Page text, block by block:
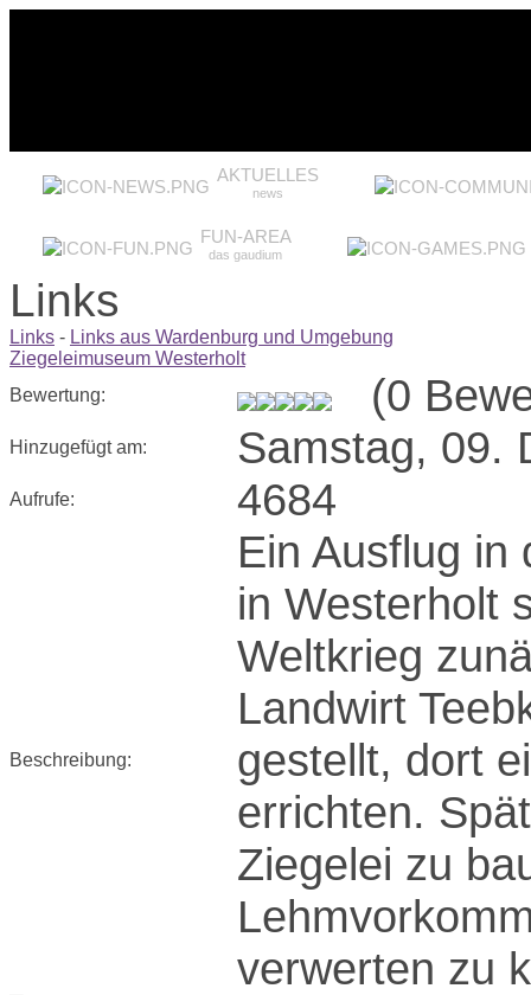
AKTUELLES
news
FUN-AREA
das gaudium
Links
Links - Links aus Wardenburg und Umgebung
Ziegeleimuseum Westerholt
Bewertung:
(0
Hinzugefügt am: Samstag, 09.
Aufrufe: 4684
Beschreibung:
Ein Ausflug in
in Westerholt
Weltkrieg
Landwirt
gestellt, dort
errichten.
Ziegelei zu
verwerten zu